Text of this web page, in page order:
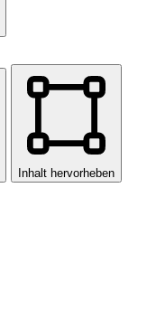
Inhalt hervorheben